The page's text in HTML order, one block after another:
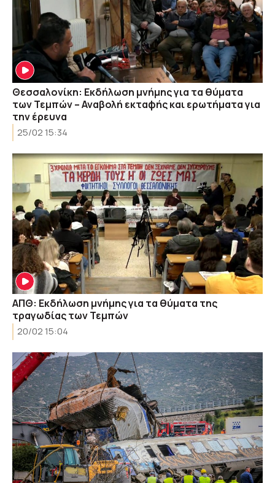
Θεσσαλονίκη: Εκδήλωση μνήμης για τα θύματα
των Τεμπών – Αναβολή εκταφής και ερωτήματα για
την έρευνα
25/02 15:34
ΑΠΘ: Εκδήλωση μνήμης για τα θύματα της
τραγωδίας των Τεμπών
20/02 15:04